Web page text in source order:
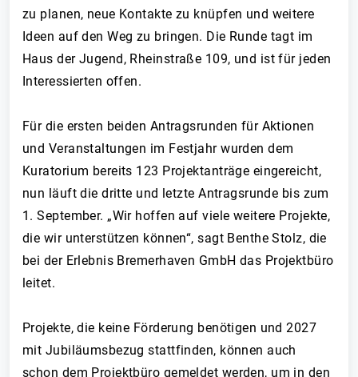
zu planen, neue Kontakte zu knüpfen und weitere
Ideen auf den Weg zu bringen. Die Runde tagt im
Haus der Jugend, Rheinstraße 109, und ist für jeden
Interessierten offen.
Für die ersten beiden Antragsrunden für Aktionen
und Veranstaltungen im Festjahr wurden dem
Kuratorium bereits 123 Projektanträge eingereicht,
nun läuft die dritte und letzte Antragsrunde bis zum
1. September. „Wir hoffen auf viele weitere Projekte,
die wir unterstützen können“, sagt Benthe Stolz, die
bei der Erlebnis Bremerhaven GmbH das Projektbüro
leitet.
Projekte, die keine Förderung benötigen und 2027
mit Jubiläumsbezug stattfinden, können auch
schon dem Projektbüro gemeldet werden, um in den